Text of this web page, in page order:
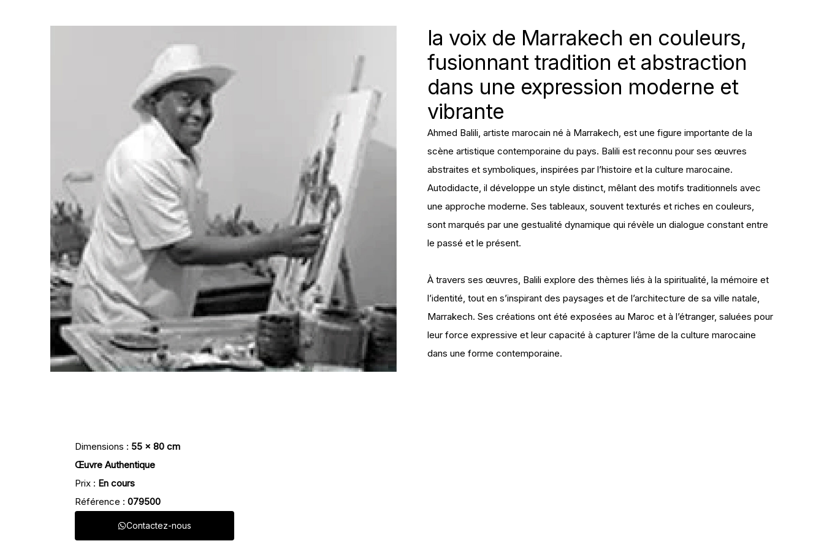
la voix de Marrakech en couleurs,
fusionnant tradition et abstraction
dans une expression moderne et
vibrante
Ahmed Balili, artiste marocain né à Marrakech, est une figure importante de la
scène artistique contemporaine du pays. Balili est reconnu pour ses œuvres
abstraites et symboliques, inspirées par l’histoire et la culture marocaine.
Autodidacte, il développe un style distinct, mêlant des motifs traditionnels avec
une approche moderne. Ses tableaux, souvent texturés et riches en couleurs,
sont marqués par une gestualité dynamique qui révèle un dialogue constant entre
le passé et le présent.
À travers ses œuvres, Balili explore des thèmes liés à la spiritualité, la mémoire et
l’identité, tout en s’inspirant des paysages et de l’architecture de sa ville natale,
Marrakech. Ses créations ont été exposées au Maroc et à l’étranger, saluées pour
leur force expressive et leur capacité à capturer l’âme de la culture marocaine
dans une forme contemporaine.
Dimensions : 55 x 80 cm
Œuvre Authentique
Prix : En cours
Référence : 079500
Contactez-nous